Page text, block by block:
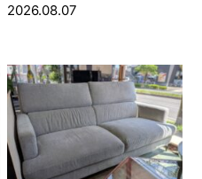
2026.08.07